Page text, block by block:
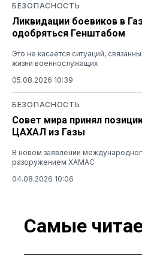
БЕЗОПАСНОСТЬ
Ликвидации боевиков в
одобряться Генштабом
Это не касается ситуаций,
жизни военнослужащих
05.08.2026 10:39
БЕЗОПАСНОСТЬ
Совет мира принял
ЦАХАЛ из Газы
В новом заявлении
разоружением ХАМАС
04.08.2026 10:06
Самые